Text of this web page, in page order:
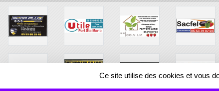
Ce site utilise des cookies et vous